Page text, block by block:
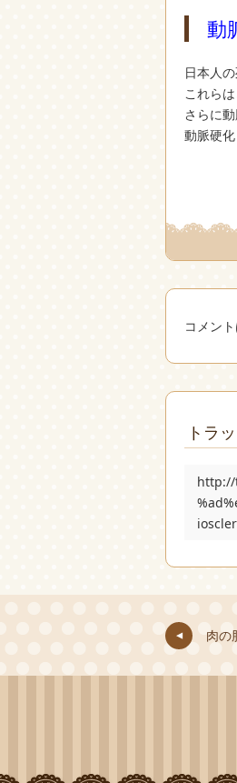
動
日本人
これらは
さらに
動脈硬
コメン
トラ
http://
肉の